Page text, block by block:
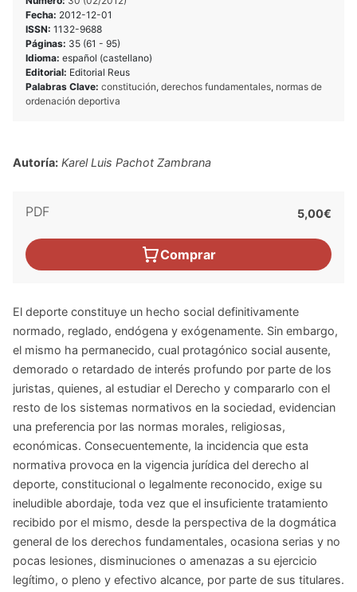
Fecha: 2012-12-01
ISSN: 1132-9688
Páginas: 35 (61 - 95)
Idioma: español (castellano)
Editorial: Editorial Reus
Palabras Clave: constitución, derechos fundamentales, normas de
ordenación deportiva
Autoría: Karel Luis Pachot Zambrana
PDF 5,00€
Comprar
El deporte constituye un hecho social definitivamente
normado, reglado, endógena y exógenamente. Sin embargo,
el mismo ha permanecido, cual protagónico social ausente,
demorado o retardado de interés profundo por parte de los
juristas, quienes, al estudiar el Derecho y compararlo con el
resto de los sistemas normativos en la sociedad, evidencian
una preferencia por las normas morales, religiosas,
económicas. Consecuentemente, la incidencia que esta
normativa provoca en la vigencia jurídica del derecho al
deporte, constitucional o legalmente reconocido, exige su
ineludible abordaje, toda vez que el insuficiente tratamiento
recibido por el mismo, desde la perspectiva de la dogmática
general de los derechos fundamentales, ocasiona serias y no
pocas lesiones, disminuciones o amenazas a su ejercicio
legítimo, o pleno y efectivo alcance, por parte de sus titulares.